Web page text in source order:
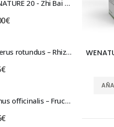
WENATURE 20 - Zhi Bai Di Huang Pian
€
Cyperus rotundus – Rhizoma Cyperi – XIANG FU
€
Cornus officinalis – Fructus Corni Officinalis – SHAN ZHU YU
€